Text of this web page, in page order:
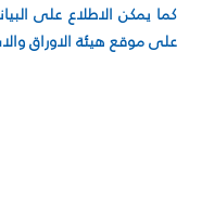
كما يمكن الاطلاع على
على موقع هيئة الاوراق